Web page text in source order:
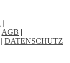
|
AGB |
| DATENSCHUTZ